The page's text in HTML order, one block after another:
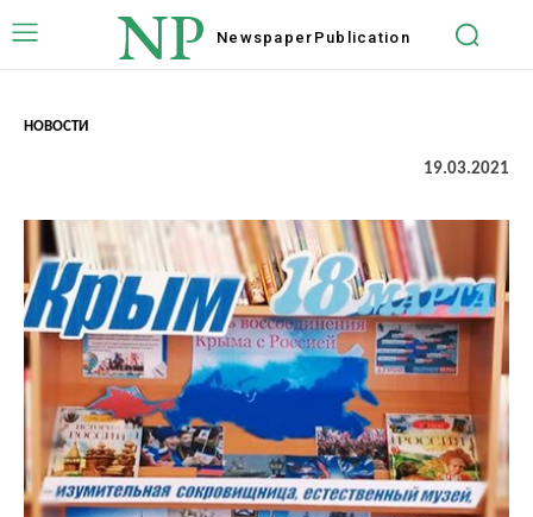
NP Newspaper Publication
НОВОСТИ
19.03.2021